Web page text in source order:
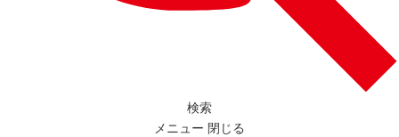
検索
メニュー 閉じる